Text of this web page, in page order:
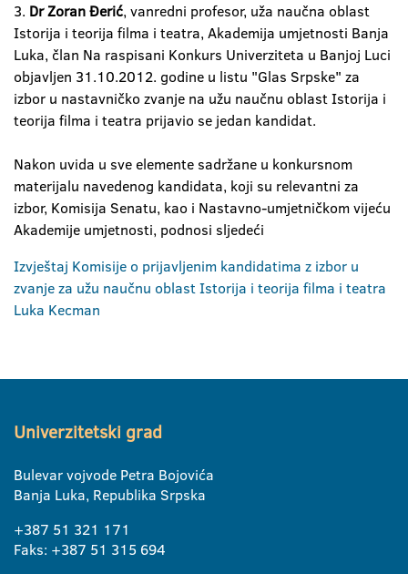
3. Dr Zoran Đerić, vanredni profesor, uža naučna oblast
Istorija i teorija filma i teatra, Akademija umjetnosti Banja
Luka, član Na raspisani Konkurs Univerziteta u Banjoj Luci
objavljen 31.10.2012. godine u listu "Glas Srpske" za
izbor u nastavničko zvanje na užu naučnu oblast Istorija i
teorija filma i teatra prijavio se jedan kandidat.
Nakon uvida u sve elemente sadržane u konkursnom
materijalu navedenog kandidata, koji su relevantni za
izbor, Komisija Senatu, kao i Nastavno-umjetničkom vijeću
Akademije umjetnosti, podnosi sljedeći
Izvještaj Komisije o prijavljenim kandidatima z izbor u
zvanje za užu naučnu oblast Istorija i teorija filma i teatra
Luka Kecman
Univerzitetski grad
Bulevar vojvode Petra Bojovića
Banja Luka, Republika Srpska
+387 51 321 171
Faks: +387 51 315 694